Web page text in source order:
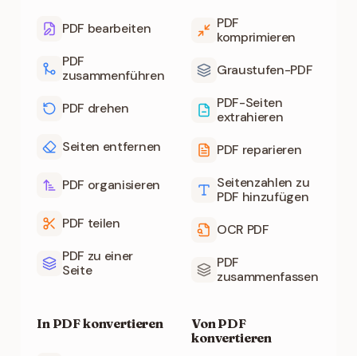
PDF bearbeiten
PDF
zusammenführen
PDF drehen
Seiten entfernen
PDF organisieren
PDF teilen
PDF zu einer
Seite
PDF
komprimieren
Graustufen-PDF
PDF-Seiten
extrahieren
PDF reparieren
Seitenzahlen zu
PDF hinzufügen
OCR PDF
PDF
zusammenfassen
In PDF konvertieren
Von PDF
konvertieren